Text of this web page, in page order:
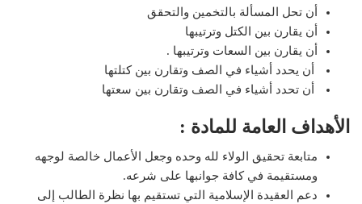
أن تحل المسألة بالتخمين والتحقق
أن يقارن بين الكتل وترتيبها
أن يقارن بين السعات وترتيبها .
أن يحدد أشياء في الصف وتقارن بين كتلتها
أن تحدد أشياء في الصف وتقارن بين سعتها
الأهداف العامة للمادة :
متابعة تحقيق الولاء لله وحده وجعل الأعمال خالصة لوجهه
ومستقيمة في كافة جوانبها على شرعه.
دعم العقيدة الإسلامية التي تستقيم بها نظرة الطالب إلى